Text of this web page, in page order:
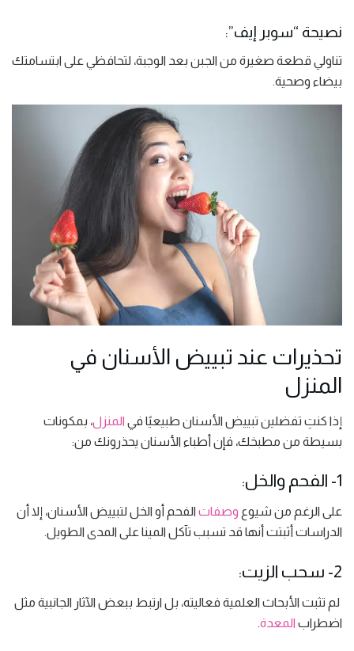
نصيحة “سوبر إيف”:
تناولي قطعة صغيرة من الجبن بعد الوجبة، لتحافظي على ابتسامتك
بيضاء وصحية.
تحذيرات عند تبييض الأسنان في
المنزل
إذا كنتِ تفضلين تبييض الأسنان طبيعيًا في المنزل، بمكونات
بسيطة من مطبخك، فإن أطباء الأسنان يحذرونك من:
1- الفحم والخل:
على الرغم من شيوع وصفات الفحم أو الخل لتبييض الأسنان، إلا أن
الدراسات أثبتت أنها قد تسبب تآكل المينا على المدى الطويل.
2- سحب الزيت:
لم تثبت الأبحاث العلمية فعاليته، بل ارتبط ببعض الآثار الجانبية مثل
اضطراب المعدة.